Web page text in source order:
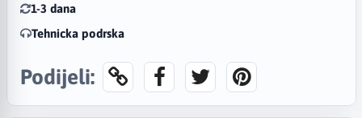
1-3 dana
Tehnicka podrska
Podijeli: